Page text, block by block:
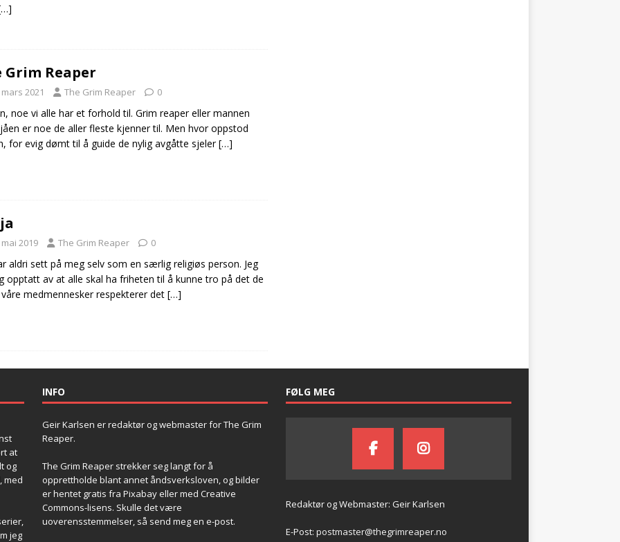
Grim Reaper
2021 The Grim Reaper 0
noe vi alle har et forhold til. Grim reaper eller mannen
er noe de aller fleste kjenner til. Men hvor oppstod
for evig dømt til å guide de nylig avgåtte sjeler[…]
2019 The Grim Reaper 0
aldri sett på meg selv som en særlig religiøs person. Jeg
opptatt av at alle skal ha friheten til å kunne tro på det de
medmennesker respekterer det […]
at
og
med
jeg
INFO
Geir Karlsen er redaktør og webmaster for The Grim
Reaper.
The Grim Reaper strekker seg langt for å
opprettholde blant annet åndsverksloven, og bilder
er hentet gratis fra Pixabay eller med Creative
Commons-lisens. Skulle det være
uoverensstemmelser, så send meg en e-post.
FØLG MEG
Redaktør og Webmaster: Geir Karlsen
E-Post: postmaster@thegrimreaper.no